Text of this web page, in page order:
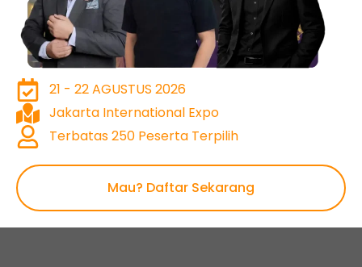
21 - 22 AGUSTUS 2026
Jakarta International Expo
Terbatas 250 Peserta Terpilih
Mau? Daftar Sekarang